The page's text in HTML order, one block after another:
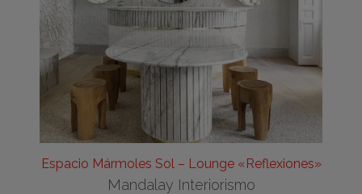
Espacio Mármoles Sol – Lounge «Reflexiones»
Mandalay Interiorismo